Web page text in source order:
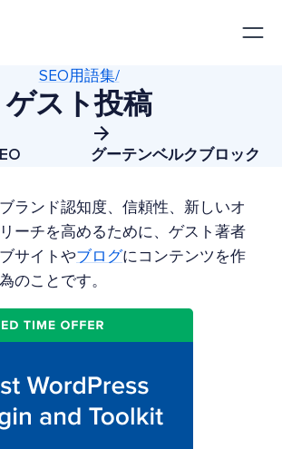
SEO用語集/
ゲスト投稿
グーテンベルクブロック
ランド認知度、信頼性、新しいオ
ーチを高めるために、ゲスト著者
サイトやブログにコンテンツを作
のことです。